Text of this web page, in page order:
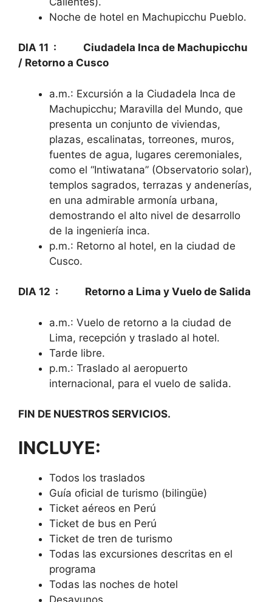
Noche de hotel en Machupicchu Pueblo.
DIA 11 : Ciudadela Inca de Machupicchu
/ Retorno a Cusco
a.m.: Excursión a la Ciudadela Inca de
Machupicchu; Maravilla del Mundo, que
presenta un conjunto de viviendas,
plazas, escalinatas, torreones, muros,
fuentes de agua, lugares ceremoniales,
como el “Intiwatana” (Observatorio solar),
templos sagrados, terrazas y andenerías,
en una admirable armonía urbana,
demostrando el alto nivel de desarrollo
de la ingeniería inca.
p.m.: Retorno al hotel, en la ciudad de
Cusco.
DIA 12 : Retorno a Lima y Vuelo de Salida
a.m.: Vuelo de retorno a la ciudad de
Lima, recepción y traslado al hotel.
Tarde libre.
p.m.: Traslado al aeropuerto
internacional, para el vuelo de salida.
FIN DE NUESTROS SERVICIOS.
INCLUYE:
Todos los traslados
Guía oficial de turismo (bilingüe)
Ticket aéreos en Perú
Ticket de bus en Perú
Ticket de tren de turismo
Todas las excursiones descritas en el
programa
Todas las noches de hotel
Desayunos